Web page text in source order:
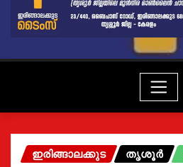
ഇരിങ്ങാലക്കുട തൃശൂർ